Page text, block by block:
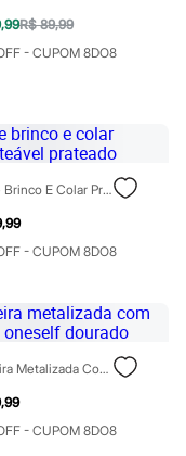
R$ 89,99
- CUPOM 8DO8
Kit De Brinco E Colar Presenteável Prateado
- CUPOM 8DO8
Rasteira Metalizada Com Tachas Oneself Dourado
- CUPOM 8DO8